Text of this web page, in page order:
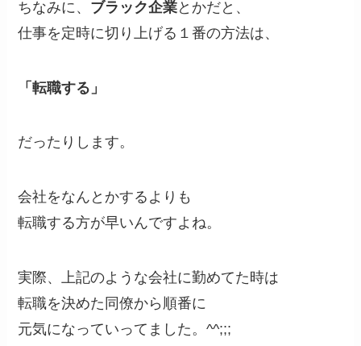
ちなみに、 ブラック企業とかだと、
仕事を定時に切り上げる１番の方法は、
「転職する」
だったりします。
会社をなんとかするよりも
転職する方が早いんですよね。
実際、上記のような会社に勤めてた時は
転職を決めた同僚から順番に
元気になっていってました。^^;;;